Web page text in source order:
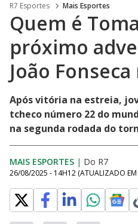
R7 Esportes Mais Esportes
Quem é
próximo
João
Após vitória na estreia,
tcheco número 22 do
na segunda rodada do
MAIS ESPORTES | Do R7
26/08/2025 - 14H12 (ATUALIZADO EM